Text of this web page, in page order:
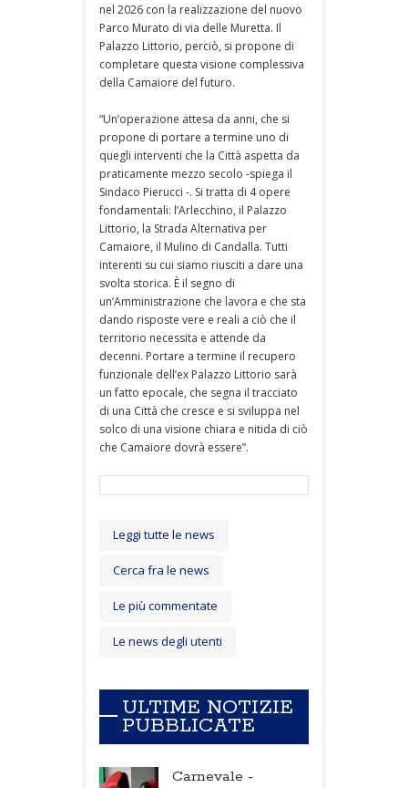
nel 2026 con la realizzazione del nuovo
Parco Murato di via delle Muretta. Il
Palazzo Littorio, perciò, si propone di
completare questa visione complessiva
della Camaiore del futuro.
“Un’operazione attesa da anni, che si
propone di portare a termine uno di
quegli interventi che la Città aspetta da
praticamente mezzo secolo -spiega il
Sindaco Pierucci -. Si tratta di 4 opere
fondamentali: l’Arlecchino, il Palazzo
Littorio, la Strada Alternativa per
Camaiore, il Mulino di Candalla. Tutti
interenti su cui siamo riusciti a dare una
svolta storica. È il segno di
un’Amministrazione che lavora e che sta
dando risposte vere e reali a ciò che il
territorio necessita e attende da
decenni. Portare a termine il recupero
funzionale dell’ex Palazzo Littorio sarà
un fatto epocale, che segna il tracciato
di una Città che cresce e si sviluppa nel
solco di una visione chiara e nitida di ciò
che Camaiore dovrà essere”.
Leggi tutte le news
Cerca fra le news
Le più commentate
Le news degli utenti
ULTIME NOTIZIE
PUBBLICATE
Carnevale -